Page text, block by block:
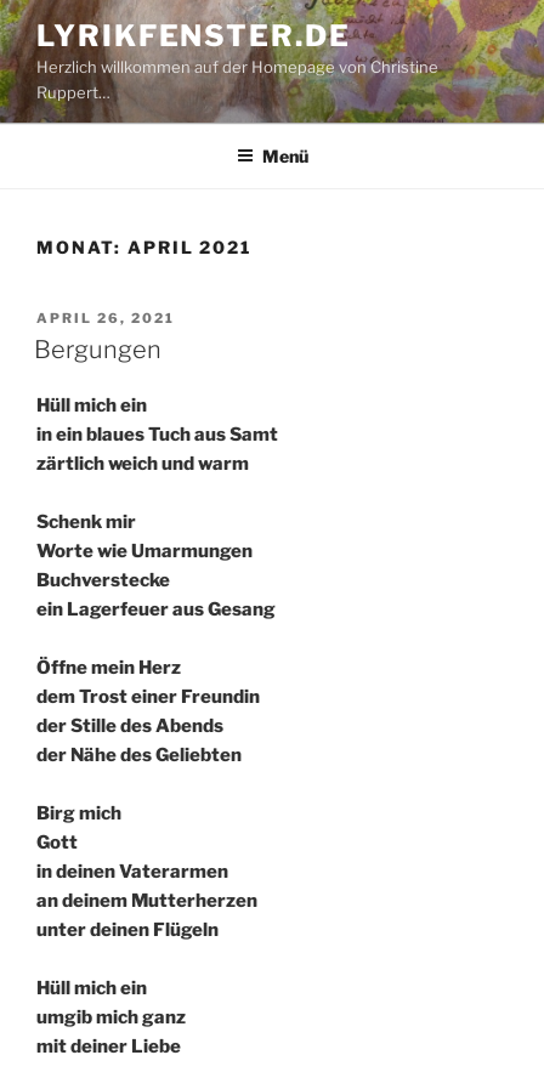
Zum
Inhalt
springen
LYRIKFENSTER.DE
Herzlich willkommen auf der Homepage von Christine
Ruppert…
Menü
MONAT: APRIL 2021
VERÖFFENTLICHT
AM
APRIL 26, 2021
Bergungen
Hüll mich ein
in ein blaues Tuch aus Samt
zärtlich weich und warm
Schenk mir
Worte wie Umarmungen
Buchverstecke
ein Lagerfeuer aus Gesang
Öffne mein Herz
dem Trost einer Freundin
der Stille des Abends
der Nähe des Geliebten
Birg mich
Gott
in deinen Vaterarmen
an deinem Mutterherzen
unter deinen Flügeln
Hüll mich ein
umgib mich ganz
mit deiner Liebe